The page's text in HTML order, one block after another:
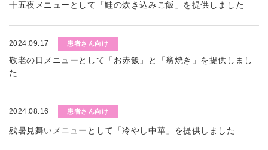
十五夜メニューとして「鮭の炊き込みご飯」を提供しました
2024.09.17 患者さん向け
敬老の日メニューとして「お赤飯」と「翁焼き」を提供しまし
た
2024.08.16 患者さん向け
残暑見舞いメニューとして「冷やし中華」を提供しました